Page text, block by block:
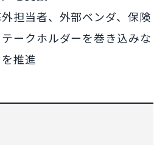
担当者、外部ベンダ、保険
ークホルダーを巻き込みな
推進